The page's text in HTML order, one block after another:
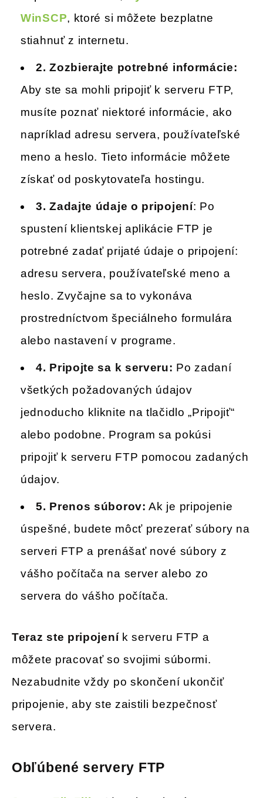
WinSCP, ktoré si môžete bezplatne
stiahnuť z internetu.
2. Zozbierajte potrebné informácie:
Aby ste sa mohli pripojiť k serveru FTP,
musíte poznať niektoré informácie, ako
napríklad adresu servera, používateľské
meno a heslo. Tieto informácie môžete
získať od poskytovateľa hostingu.
3. Zadajte údaje o pripojení: Po
spustení klientskej aplikácie FTP je
potrebné zadať prijaté údaje o pripojení:
adresu servera, používateľské meno a
heslo. Zvyčajne sa to vykonáva
prostredníctvom špeciálneho formulára
alebo nastavení v programe.
4. Pripojte sa k serveru: Po zadaní
všetkých požadovaných údajov
jednoducho kliknite na tlačidlo „Pripojiť“
alebo podobne. Program sa pokúsi
pripojiť k serveru FTP pomocou zadaných
údajov.
5. Prenos súborov: Ak je pripojenie
úspešné, budete môcť prezerať súbory na
serveri FTP a prenášať nové súbory z
vášho počítača na server alebo zo
servera do vášho počítača.
Teraz ste pripojení k serveru FTP a
môžete pracovať so svojimi súbormi.
Nezabudnite vždy po skončení ukončiť
pripojenie, aby ste zaistili bezpečnosť
servera.
Obľúbené servery FTP